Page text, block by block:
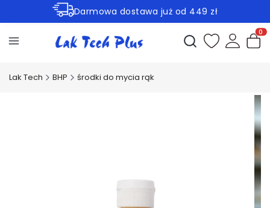
Darmowa dostawa już od 449 zł
Rabaty -30% na wybrane produkty
Otwórz
Lak Tech BHP środki do mycia rąk